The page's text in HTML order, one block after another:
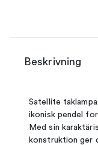
Beskrivning
Satellite
ikonisk pendel
Med sin
konstruktion ger